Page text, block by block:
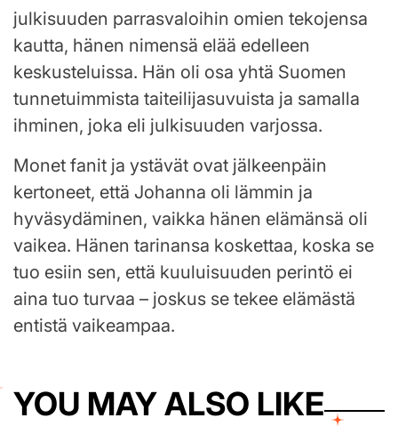
julkisuuden parrasvaloihin omien tekojensa
kautta, hänen nimensä elää edelleen
keskusteluissa. Hän oli osa yhtä Suomen
tunnetuimmista taiteilijasuvuista ja samalla
ihminen, joka eli julkisuuden varjossa.
Monet fanit ja ystävät ovat jälkeenpäin
kertoneet, että Johanna oli lämmin ja
hyväsydäminen, vaikka hänen elämänsä oli
vaikea. Hänen tarinansa koskettaa, koska se
tuo esiin sen, että kuuluisuuden perintö ei
aina tuo turvaa – joskus se tekee elämästä
entistä vaikeampaa.
YOU MAY ALSO LIKE